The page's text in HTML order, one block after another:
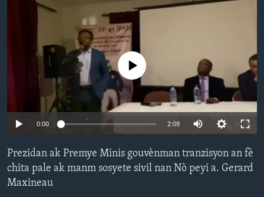
SUIV NOU
LanguagesNo media source currently available
0:00 2:09
Prezidan ak Premye Minis gouvènman tranzisyon an fè
chita pale ak manm sosyete sivil nan Nò peyi a. Gerard
Maxineau